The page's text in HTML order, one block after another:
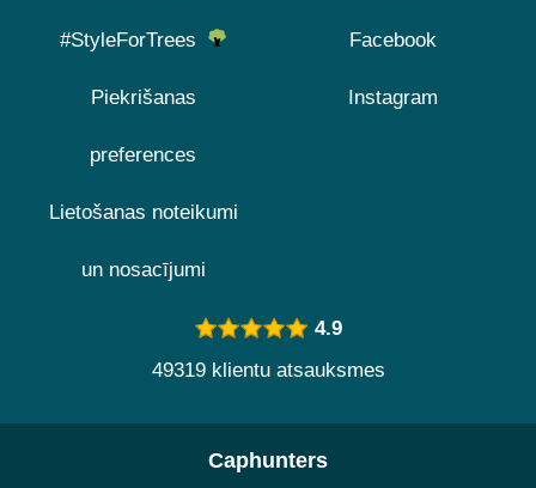
#StyleForTrees
Piekrišanas
preferences
Lietošanas noteikumi
un nosacījumi
Facebook
Instagram
4.9
49319 klientu atsauksmes
Caphunters